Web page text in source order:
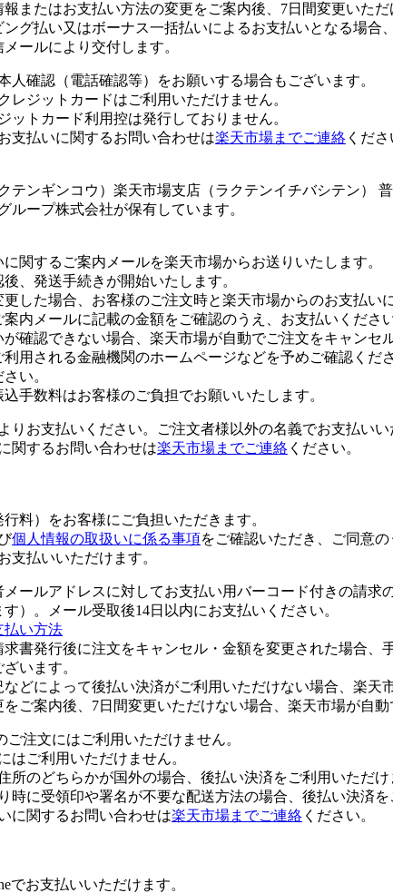
またはお支払い方法の変更をご案内後、7日間変更いた
グ払い又はボーナス一括払いによるお支払いとなる場
ールにより交付します。
確認（電話確認等）をお願いする場合もございます。
ジットカードはご利用いただけません。
トカード利用控は発行しておりません。
支払いに関するお問い合わせは楽天市場までご連絡 くださ
テンギンコウ）楽天市場支店（ラクテンイチバシテン）
ープ株式会社が保有しています。
関するご案内メールを楽天市場からお送りいたします。
、発送手続きが開始いたします。
した場合、お客様のご注文時と楽天市場からのお支払い
内メールに記載の金額をご確認のうえ、お支払いください
確認できない場合、楽天市場が自動でご注文をキャンセ
用される金融機関のホームページなどを予めご確認く
い。
手数料はお客様のご負担でお願いいたします。
りお支払いください。ご注文者様以外の名義でお支払い
関するお問い合わせは楽天市場までご連絡 ください。
行料）をお客様にご負担いただきます。
個人情報の取扱いに係る事項をご確認いただき、ご同意の
支払いいただけます。
ールアドレスに対してお支払い用バーコード付きの請
）。メール受取後14日以内にお支払いください。
払い方法
書発行後に注文をキャンセル・金額を変更された場合
います。
どによって後払い決済がご利用いただけない場合、楽天
ご案内後、7日間変更いただけない場合、楽天市場が自動
注文にはご利用いただけません。
ご利用いただけません。
のどちらかが国外の場合、後払い決済をご利用いただけ
時に受領印や署名が不要な配送方法の場合、後払い決済を
に関するお問い合わせは楽天市場までご連絡 ください。
でお支払いいただけます。